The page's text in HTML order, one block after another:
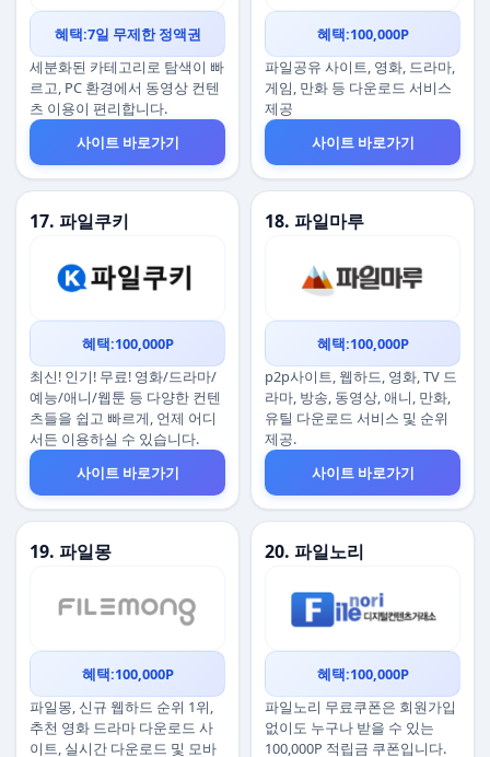
혜택:7일 무제한 정액권
세분화된 카테고리로 탐색이 빠
르고, PC 환경에서 동영상 컨텐
츠 이용이 편리합니다.
사이트 바로가기
혜택:100,000P
파일공유 사이트, 영화, 드라마,
게임, 만화 등 다운로드 서비스
제공
사이트 바로가기
17. 파일쿠키
혜택:100,000P
최신! 인기! 무료! 영화/드라마/
예능/애니/웹툰 등 다양한 컨텐
츠들을 쉽고 빠르게, 언제 어디
서든 이용하실 수 있습니다.
사이트 바로가기
18. 파일마루
혜택:100,000P
p2p사이트, 웹하드, 영화, TV 드
라마, 방송, 동영상, 애니, 만화,
유틸 다운로드 서비스 및 순위
제공.
사이트 바로가기
19. 파일몽
혜택:100,000P
파일몽, 신규 웹하드 순위 1위,
추천 영화 드라마 다운로드 사
이트, 실시간 다운로드 및 모바
20. 파일노리
혜택:100,000P
파일노리 무료쿠폰은 회원가입
없이도 누구나 받을 수 있는
100,000P 적립금 쿠폰입니다.